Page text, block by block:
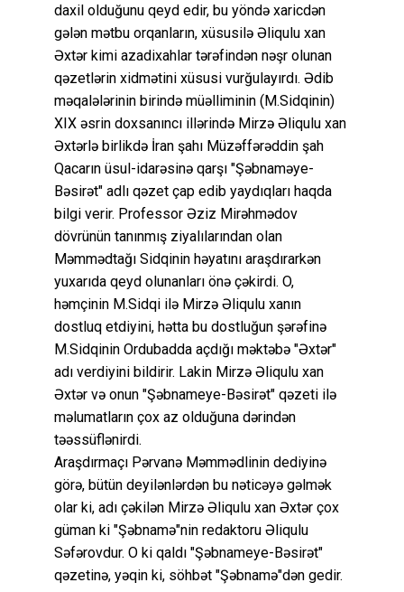
daxil olduğunu qeyd edir, bu yöndə xaricdən
gələn mətbu orqanların, xüsusilə Əliqulu xan
Əxtər kimi azadixahlar tərəfindən nəşr olunan
qəzetlərin xidmətini xüsusi vurğulayırdı. Ədib
məqalələrinin birində müəlliminin (M.Sidqinin)
XIX əsrin doxsanıncı illərində Mirzə Əliqulu xan
Əxtərlə birlikdə İran şahı Müzəffərəddin şah
Qacarın üsul-idarəsinə qarşı "Şəbnaməye-
Bəsirət" adlı qəzet çap edib yaydıqları haqda
bilgi verir. Professor Əziz Mirəhmədov
dövrünün tanınmış ziyalılarından olan
Məmmədtağı Sidqinin həyatını araşdırarkən
yuxarıda qeyd olunanları önə çəkirdi. O,
həmçinin M.Sidqi ilə Mirzə Əliqulu xanın
dostluq etdiyini, hətta bu dostluğun şərəfinə
M.Sidqinin Ordubadda açdığı məktəbə "Əxtər"
adı verdiyini bildirir. Lakin Mirzə Əliqulu xan
Əxtər və onun "Şəbnameye-Bəsirət" qəzeti ilə
məlumatların çox az olduğuna dərindən
təəssüflənirdi.
Araşdırmaçı Pərvanə Məmmədlinin dediyinə
görə, bütün deyilənlərdən bu nəticəyə gəlmək
olar ki, adı çəkilən Mirzə Əliqulu xan Əxtər çox
güman ki "Şəbnamə"nin redaktoru Əliqulu
Səfərovdur. O ki qaldı "Şəbnameye-Bəsirət"
qəzetinə, yəqin ki, söhbət "Şəbnamə"dən gedir.